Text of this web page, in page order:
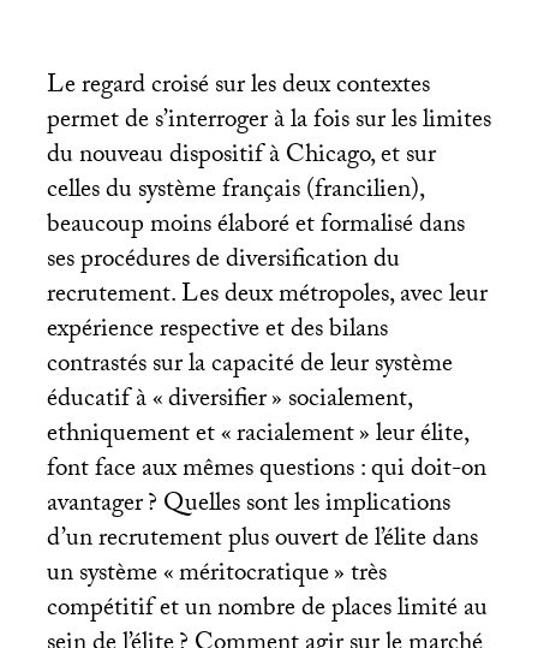
Le regard croisé sur les deux contextes
permet de s’interroger à la fois sur les limites
du nouveau dispositif à Chicago, et sur
celles du système français (francilien),
beaucoup moins élaboré et formalisé dans
ses procédures de diversification du
recrutement. Les deux métropoles, avec leur
expérience respective et des bilans
contrastés sur la capacité de leur système
éducatif à «diversifier» socialement,
ethniquement et «racialement» leur élite,
font face aux mêmes questions : qui doit-on
avantager? Quelles sont les implications
d’un recrutement plus ouvert de l’élite dans
un système «méritocratique» très
compétitif et un nombre de places limité au